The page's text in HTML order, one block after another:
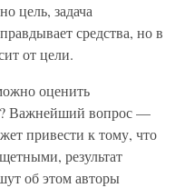
цель, задача
средства, но в
от цели.
оценить
Важнейший вопрос —
привести к тому, что
результат
об этом авторы